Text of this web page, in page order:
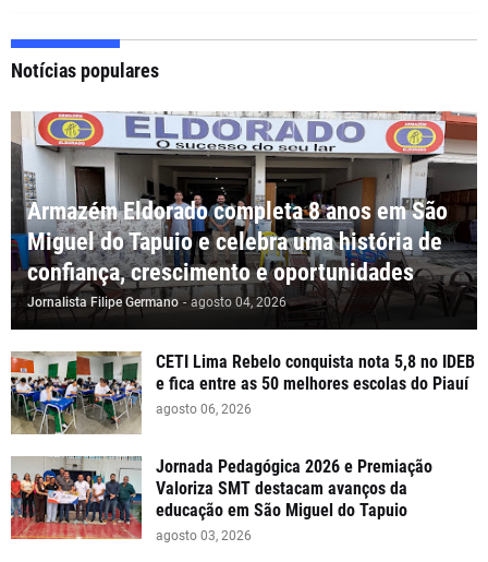
Notícias populares
Armazém Eldorado completa 8 anos em São
Miguel do Tapuio e celebra uma história de
confiança, crescimento e oportunidades
Jornalista Filipe Germano - agosto 04, 2026
CETI Lima Rebelo conquista nota 5,8 no IDEB
e fica entre as 50 melhores escolas do Piauí
agosto 06, 2026
Jornada Pedagógica 2026 e Premiação
Valoriza SMT destacam avanços da
educação em São Miguel do Tapuio
agosto 03, 2026